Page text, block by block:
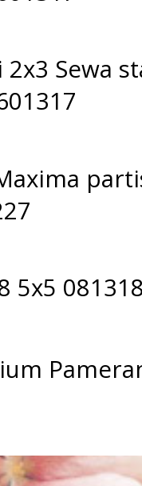
2x3 Sewa
5x5